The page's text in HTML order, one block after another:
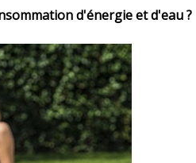
d'énergie et d'eau ?